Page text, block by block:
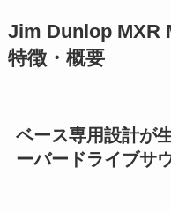
Jim Dunlop MXR
特徴・概要
ベース専用設計が
ーバードライブサ